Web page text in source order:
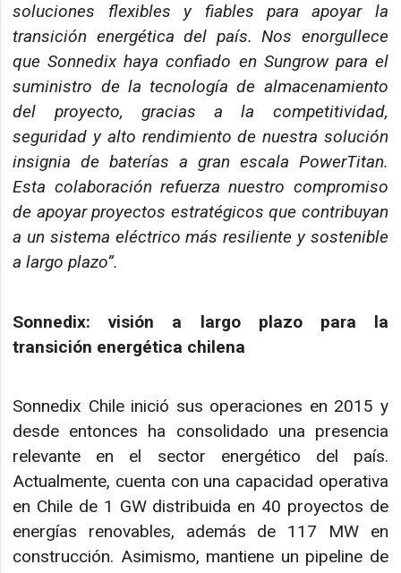
soluciones flexibles y fiables para apoyar la
transición energética del país. Nos enorgullece
que Sonnedix haya confiado en Sungrow para el
suministro de la tecnología de almacenamiento
del proyecto, gracias a la competitividad,
seguridad y alto rendimiento de nuestra solución
insignia de baterías a gran escala PowerTitan.
Esta colaboración refuerza nuestro compromiso
de apoyar proyectos estratégicos que contribuyan
a un sistema eléctrico más resiliente y sostenible
a largo plazo”.
Sonnedix: visión a largo plazo para la
transición energética chilena
Sonnedix Chile inició sus operaciones en 2015 y
desde entonces ha consolidado una presencia
relevante en el sector energético del país.
Actualmente, cuenta con una capacidad operativa
en Chile de 1 GW distribuida en 40 proyectos de
energías renovables, además de 117 MW en
construcción. Asimismo, mantiene un pipeline de